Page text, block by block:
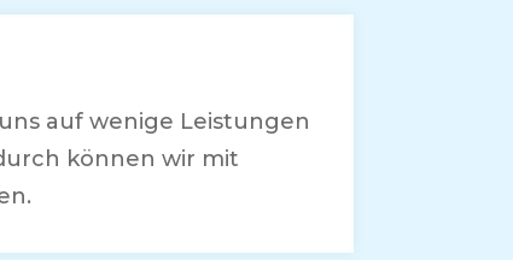
auf wenige Leistungen
können wir mit